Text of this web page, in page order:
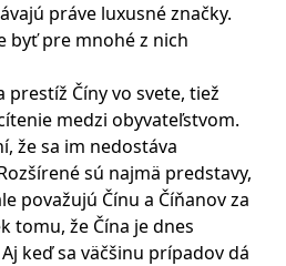
práve luxusné značky.
byť pre mnohé z nich
prestíž Číny vo svete, tiež
medzi obyvateľstvom.
že sa im nedostáva
sú najmä predstavy,
považujú Čínu a Číňanov za
tomu, že Čína je dnes
keď sa väčšinu prípadov dá